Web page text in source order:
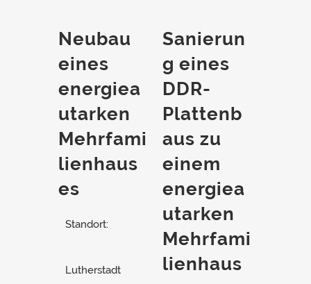
Neubau
eines
energiea
utarken
Mehrfami
lienhaus
es
Standort:
Lutherstadt
Sanierun
g eines
DDR-
Plattenb
aus zu
einem
energiea
utarken
Mehrfami
lienhaus